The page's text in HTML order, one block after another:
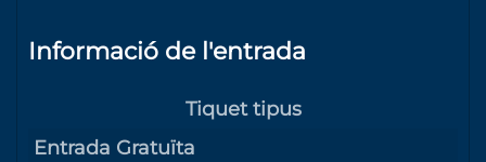
Informació de l'entrada
Tiquet tipus
Entrada Gratuïta